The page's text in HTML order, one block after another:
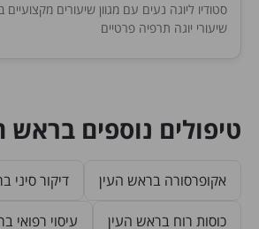
סטודיו ליוגה נעים עם מגוון שיעורים מקצועיים
שיעורי יוגה תרפיה פרטיים
טיפולים נוספים בראש
אקופרסורה בראש העין דיקור סיני
כוסות רוח בראש העין עיסוי רפואי